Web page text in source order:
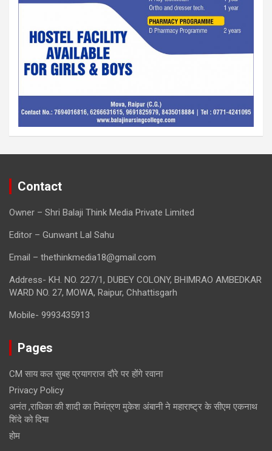
Contact
Owner – Shri Balaji Think Media Private Limited
Editor – Gunwant Lal Sahu
Email – thethinkmedia18@gmail.com
Address- KH. NO. 227/1, DUBEY COLONY, BHIMRAO AMBEDKAR
WARD NO. 27, MOWA, Raipur, Chhattisgarh
Mobile- 9993435913
Pages
CM साय कल सुबह प्रयागराज दौरे पर होंगे रवाना
Privacy Policy
अनंत ,राधिका की शादी का निमंत्रण मुकेश अंबानी ने महाराष्ट्र के सीएम एकनाथ
शिंदे को दिया
होम